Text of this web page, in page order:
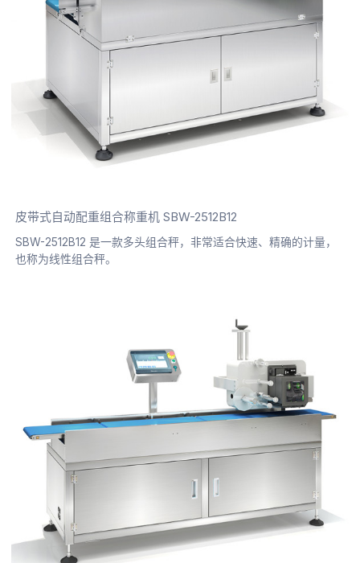
皮带式自动配重组合称重机 SBW-2512B12
SBW-2512B12 是一款多头组合秤，非常适合快速、精确的计量，
也称为线性组合秤。